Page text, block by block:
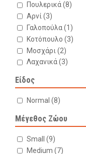
Πουλερικά(8)
Αρνί(3)
Γαλοπούλα(1)
Κοτόπουλο (3)
Μοσχάρι (2)
Λαχανικά(3)
Είδος
Normal (8)
Μέγεθος Ζώου
Small
(9)
Medium (7)